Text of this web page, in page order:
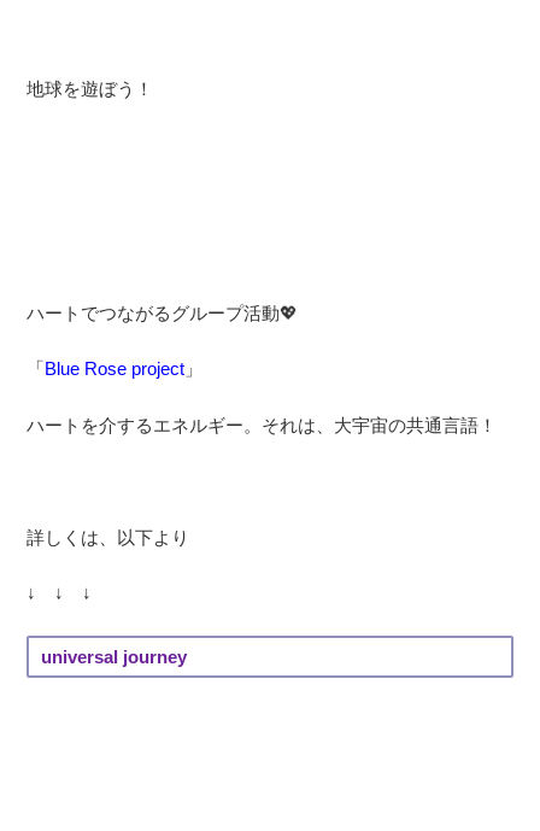
地球を遊ぼう！
ハートでつながるグループ活動💖
「Blue Rose project 」
ハートを介するエネルギー。それは、大宇宙の共通言語！
詳しくは、以下より
↓ ↓ ↓
universal journey